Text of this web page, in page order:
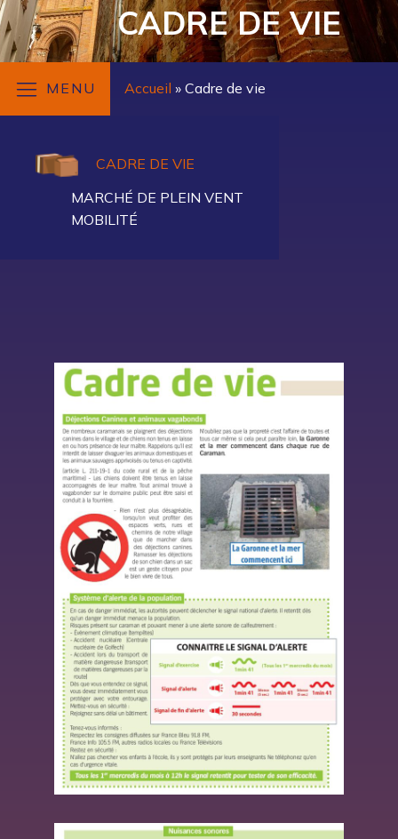
CADRE DE VIE
MENU Accueil » Cadre de vie
CADRE DE VIE
MARCHÉ DE PLEIN VENT
MOBILITÉ